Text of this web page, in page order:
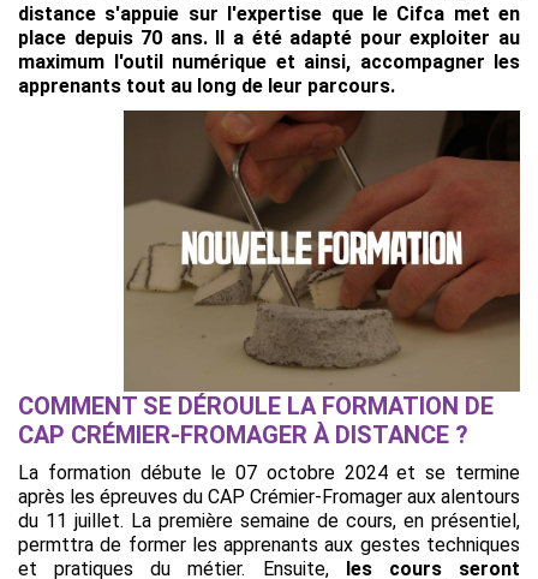
distance s'appuie sur l'expertise que le Cifca met en
place depuis 70 ans. Il a été adapté pour exploiter au
maximum l'outil numérique et ainsi, accompagner les
apprenants tout au long de leur parcours.
COMMENT SE DÉROULE LA FORMATION DE
CAP CRÉMIER-FROMAGER À DISTANCE ?
La formation débute le 07 octobre 2024 et se termine
après les épreuves du CAP Crémier-Fromager aux alentours
du 11 juillet. La première semaine de cours, en présentiel,
permttra de former les apprenants aux gestes techniques
et pratiques du métier. Ensuite,les cours seront